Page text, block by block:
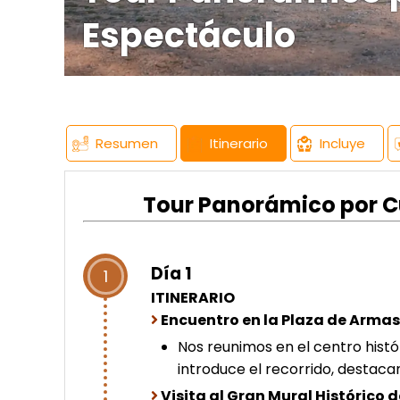
Espectáculo
Resumen Itinerario Incluye
Tour Panorámico por
1 Día 1
ITINERARIO
Encuentro en la Plaza de
Nos reunimos en el centro
introduce el recorrido,
Visita al Gran Mural Histórico